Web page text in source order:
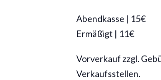
Abendkasse | 15€
Ermäßigt | 11€
Vorverkauf zzgl.
Verkaufsstellen.